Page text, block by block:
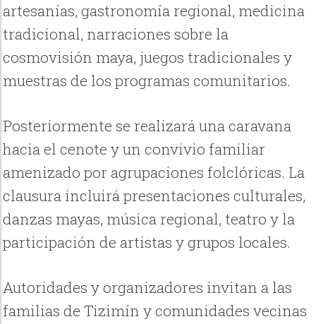
artesanías, gastronomía regional, medicina
tradicional, narraciones sobre la
cosmovisión maya, juegos tradicionales y
muestras de los programas comunitarios.
Posteriormente se realizará una caravana
hacia el cenote y un convivio familiar
amenizado por agrupaciones folclóricas. La
clausura incluirá presentaciones culturales,
danzas mayas, música regional, teatro y la
participación de artistas y grupos locales.
Autoridades y organizadores invitan a las
familias de Tizimín y comunidades vecinas